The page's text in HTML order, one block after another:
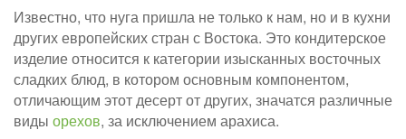
Известно, что нуга пришла не только к нам, но и в кухни
других европейских стран с Востока. Это кондитерское
изделие относится к категории изысканных восточных
сладких блюд, в котором основным компонентом,
отличающим этот десерт от других, значатся различные
виды орехов, за исключением арахиса.